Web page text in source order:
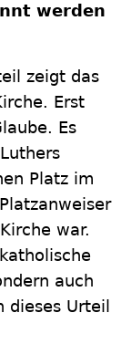
werden
zeigt das
Erst
Es
Platz im
war.
auch
Urteil